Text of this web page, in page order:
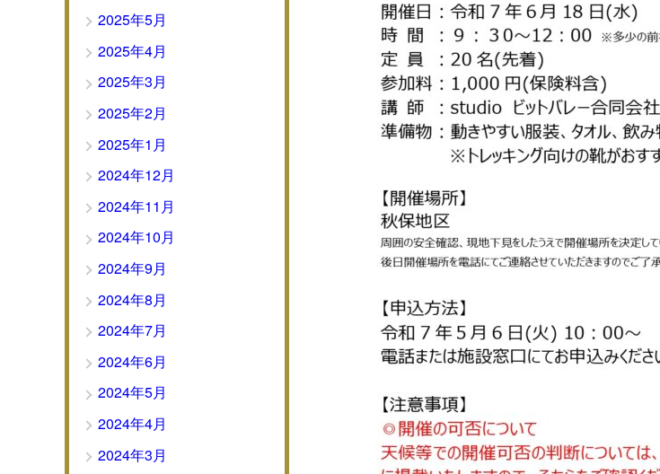
2025年5月
2025年4月
2025年3月
2025年2月
2025年1月
2024年12月
2024年11月
2024年10月
2024年9月
2024年8月
2024年7月
2024年6月
2024年5月
2024年4月
2024年3月